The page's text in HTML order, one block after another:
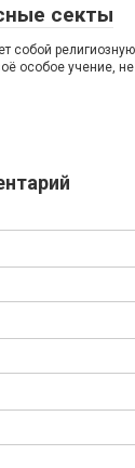
секты
собой
особое учение,